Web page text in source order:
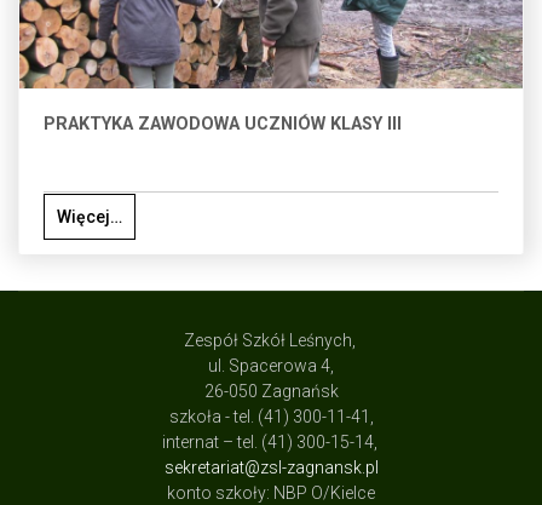
PRAKTYKA ZAWODOWA UCZNIÓW KLASY III
Więcej…
Zespół Szkół Leśnych,
ul. Spacerowa 4,
26-050 Zagnańsk
szkoła - tel. (41) 300-11-41,
internat – tel. (41) 300-15-14,
sekretariat@zsl-zagnansk.pl
konto szkoły: NBP O/Kielce